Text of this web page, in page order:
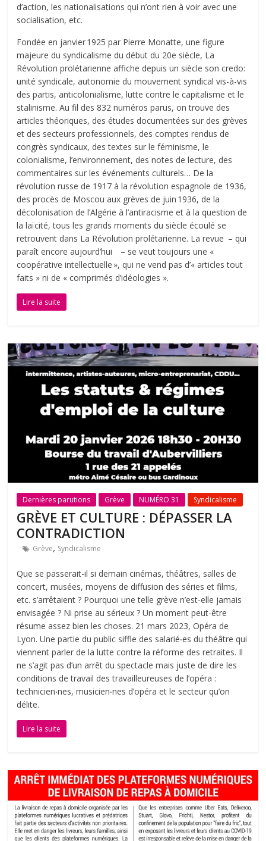
d’action, les nationalisations qui n’ont rien à voir avec une
socialisation, etc.
Fondée en janvier 1925 par Pierre Monatte, une figure
majeure du syndicalisme du début du 20e siècle, La
Révolution prolétarienne affiche depuis un siècle son credo:
unité syndicale, autonomie du mouvement syndical vis-à-vis
des partis, anticolonialisme, lutte contre le capitalisme et le
stalinisme. Au fil des 832 numéros parus, on trouve des
articles théoriques, des études documentées sur des grèves
et des secteurs professionnels, des comptes rendus de
congrès syndicaux, des textes sur le féminisme, le
colonialisme, l’environnement, des notes de lecture, des
commentaires sur les événements culturels… De la
révolution russe de 1917 à la révolution espagnole de 1936,
des procès de Moscou aux grèves de juin 1936, de la
décolonisation de l’Algérie à l’antiracisme et à la question de
la laïcité, tous les grands moments du siècle écoulé se
retrouvent dans La Révolution prolétarienne. La revue – qui
paraît encore aujourd’hui – se veut toujours une «
coopérative intellectuelle », qui ne vend pas d’« articles tout
faits » ni de « comprimés d’idéologies ».
Lire la suite
Dernières parutions Grève NUMÉRO 31 Syndicalisme
GRÈVE ET CULTURE : DÉPASSER LA
CONTRADICTION
Grève, Syndicalisme
Que se passerait-il si demain cinémas, théâtres, salles de
concert, musées, moyens de diffusion des séries et films,
etc. s’arrêtaient ? Pourquoi une telle grève n’est-elle jamais
envisagée ? Ni prise au sérieux ? Un moment peut-être
résume assez bien les choses. 21 mars 2023, Opéra de
Lyon. Une partie du public siffle des salarié‧es du théâtre qui
viennent parler de la lutte contre la réforme des retraites. Il
ne s’agit pas d’un arrêt du spectacle mais juste de dire les
conditions de travail des travailleureuses de l’opéra :
technicien‧nes, musicien‧nes d’opéra et le secteur qu’on
délite.
Lire la suite